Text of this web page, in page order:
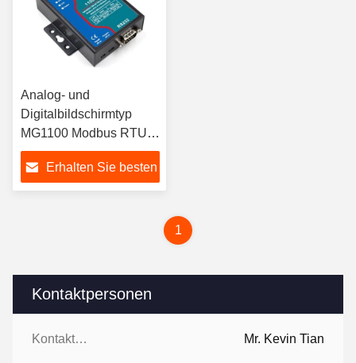
Kontaktpersonen
Kontaktpersonen: Mr. Kevin Tian
Analog- und
Digitalbildschirmtyp
MG1100 Modbus RTU
Gateway TCP IP zu
RS485 Konverter
Erhalten Sie besten
1